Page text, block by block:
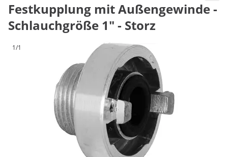
Festkupplung mit Außengewinde -
Schlauchgröße 1" - Storz
1/1